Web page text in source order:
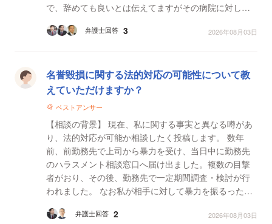
で、辞めても良いとは伝えてますがその病院に対して
弁護士回答 3 2026年08月03日
名誉毀損に関する法的対応の可能性について教
えていただけますか？
ベストアンサー
【相談の背景】 現在、私に関する事実と異なる噂があ
り、法的対応が可能か相談したく投稿します。 数年
前、前勤務先で上司から暴力を受け、当日中に勤務先
のハラスメント相談窓口へ届け出ました。複数の目撃
者がおり、その後、勤務先で一定期間調査・検討が行
われました。 なお私が相手に対して暴力を振るった事
退職...
弁護士回答 2 2026年08月03日